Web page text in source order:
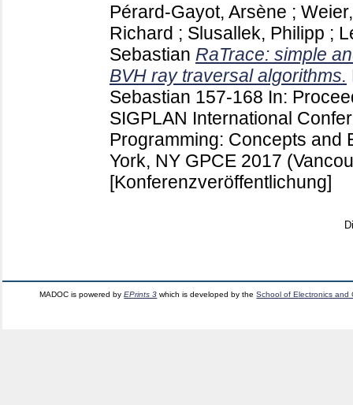
Pérard-Gayot, Arsène ;
Richard ; Slusallek, Philipp ;
Sebastian RaTrace: simple
BVH ray traversal algorithms.
Sebastian 157-168 In:
SIGPLAN International
Programming: Concepts and
York, NY GPCE 2017
[Konferenzveröffentlichung]
MADOC is powered byEPrints 3 which is developed by theSchool of Electronics and